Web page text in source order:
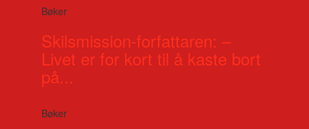
Bøker
Skilsmission-forfattaren: –
Livet er for kort til å kaste bort
på...
Bøker